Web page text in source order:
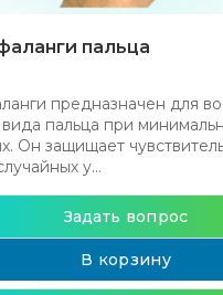
пальца
предназначен для
пальца при
Он защищает
у...
Задать вопрос
В корзину